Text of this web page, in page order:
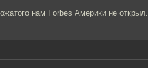
нам Forbes Америки не открыл.